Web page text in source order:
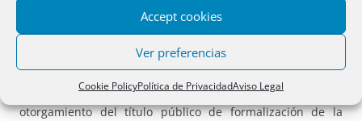
Accept cookies
Ver preferencias
Cookie PolicyPolítica de PrivacidadAviso Legal
artículo 205 de la Ley Hipotecaria se puede
desde el fallecimiento del causante de la herencia,
momento desde el cual se entiende adquirida por el
heredero la posesión y por ende la propiedad de los
bienes hereditarios, y no necesariamente desde el
otorgamiento del título público de formalización de la